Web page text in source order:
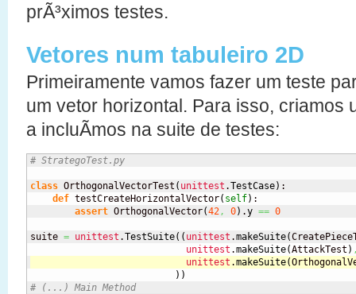
prÃ³ximos testes.
Vetores num tabuleiro 2D
Primeiramente vamos fazer um teste
um vetor horizontal. Para isso, criamos
a incluÃ­mos na suite de testes:
# StrategoTest.py
class OrthogonalVectorTest ( unittest .TestCase) :
def testCreateHorizontalVector( self) :
assert OrthogonalVector(42 , 0) .y == 0
suite = unittest .TestSuite( ( unittest .makeSuite(
unittest .makeSuite(AttackTest )
unittest .makeSuite(
) )
# (...) Main Method